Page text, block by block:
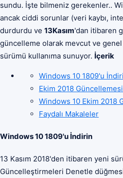
sundu. İşte bilmeniz gerekenler..
ancak ciddi sorunlar (veri kaybı,
durdurdu ve 13Kasım'dan itibaren
güncelleme olarak mevcut ve
sürümü kullanıma sunuyor. İçerik
Windows 10 1809'u
Ekim 2018
Windows 10 Ekim
Faydalı Makaleler
Windows 10 1809'u İndirin
13 Kasım 2018'den itibaren yeni
Güncelleştirmeleri Denetle